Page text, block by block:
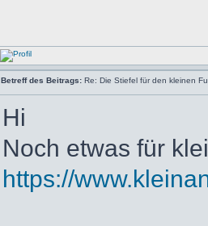
Betreff des Beitrags: Re: Die Stiefel für den kleinen
Hi
Noch etwas für
https://